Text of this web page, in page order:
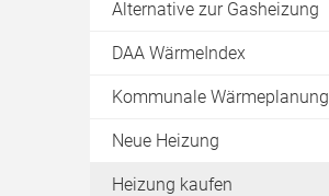
Alternative zur Gasheizung
DAA WärmeIndex
Kommunale Wärmeplanung
Neue Heizung
Heizungswechsel jetzt!
Heizung kaufen